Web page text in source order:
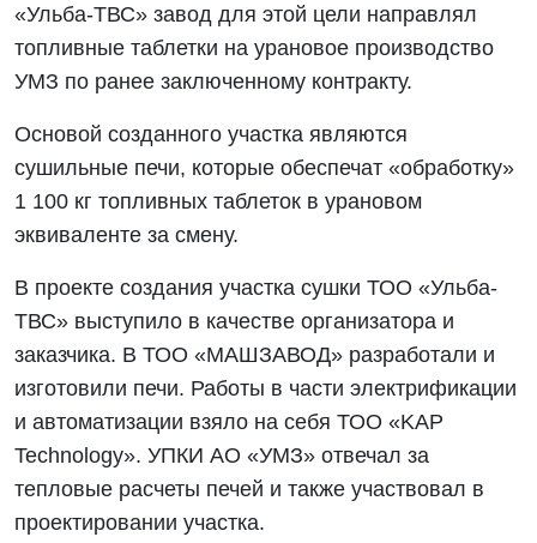
«Ульба-ТВС» завод для этой цели направлял
топливные таблетки на урановое производство
УМЗ по ранее заключенному контракту.
Основой созданного участка являются
сушильные печи, которые обеспечат «обработку»
1 100 кг топливных таблеток в урановом
эквиваленте за смену.
В проекте создания участка сушки ТОО «Ульба-
ТВС» выступило в качестве организатора и
заказчика. В ТОО «МАШЗАВОД» разработали и
изготовили печи. Работы в части электрификации
и автоматизации взяло на себя ТОО «KAP
Technology». УПКИ АО «УМЗ» отвечал за
тепловые расчеты печей и также участвовал в
проектировании участка.